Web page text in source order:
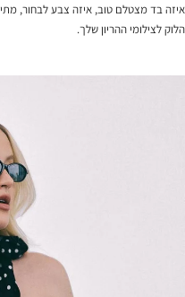
איזה בד מצטלם טוב, איזה צבע לבחור,
הלוק לצילומי ההריון שלך.